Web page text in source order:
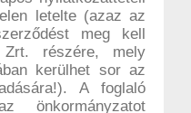
letelte (azaz az
meg kell
részére, mely
kerülhet sor az
A foglaló
önkormányzatot